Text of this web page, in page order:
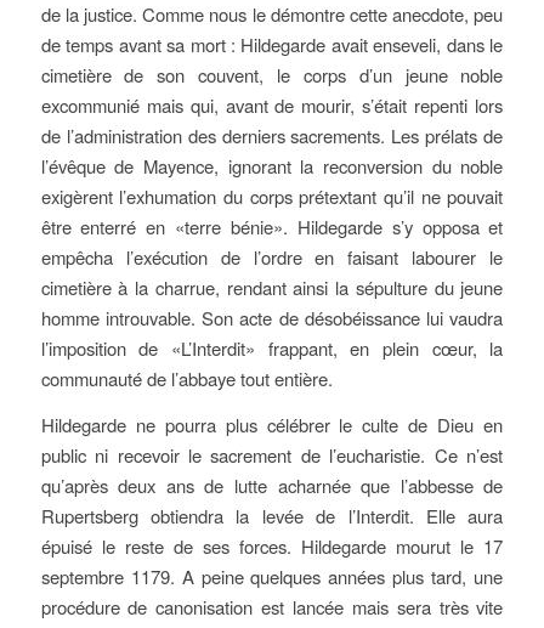
de la justice. Comme nous le démontre cette anecdote, peu
de temps avant sa mort : Hildegarde avait enseveli, dans le
cimetière de son couvent, le corps d’un jeune noble
excommunié mais qui, avant de mourir, s’était repenti lors
de l’administration des derniers sacrements. Les prélats de
l’évêque de Mayence, ignorant la reconversion du noble
exigèrent l’exhumation du corps prétextant qu’il ne pouvait
être enterré en «terre bénie». Hildegarde s’y opposa et
empêcha l’exécution de l’ordre en faisant labourer le
cimetière à la charrue, rendant ainsi la sépulture du jeune
homme introuvable. Son acte de désobéissance lui vaudra
l’imposition de «L’Interdit» frappant, en plein cœur, la
communauté de l’abbaye tout entière.
Hildegarde ne pourra plus célébrer le culte de Dieu en
public ni recevoir le sacrement de l’eucharistie. Ce n’est
qu’après deux ans de lutte acharnée que l’abbesse de
Rupertsberg obtiendra la levée de l’Interdit. Elle aura
épuisé le reste de ses forces. Hildegarde mourut le 17
septembre 1179. A peine quelques années plus tard, une
procédure de canonisation est lancée mais sera très vite